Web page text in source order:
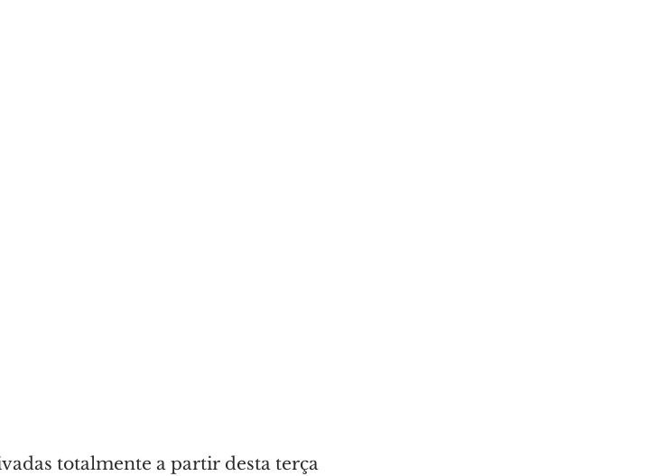
totalmente a partir desta terça